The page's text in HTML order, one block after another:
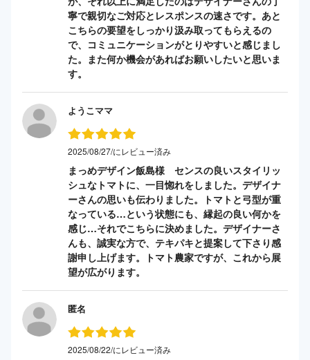
寧で親切なご対応とレスポンスの速さです。あと
こちらの要望をしっかり汲み取ってもらえるの
で、コミュニケーションがとりやすいと感じまし
た。また何か機会があればお願いしたいと思いま
す。
ようこママ
2025/08/27/にレビュー済み
まっめデザイン飯島様 センスの良いスタイリッ
シュなトマトに、一目惚れをしました。デザイナ
ーさんの思いも伝わりました。トマトと弓型が重
なっている…という状態にも、縁起の良い何かを
感じ…それでこちらに決めました。デザイナーさ
んも、誠実な方で、テキパキと提案して下さり感
謝申し上げます。トマト農家ですが、これから展
望が広がります。
匿名
2025/08/22/にレビュー済み